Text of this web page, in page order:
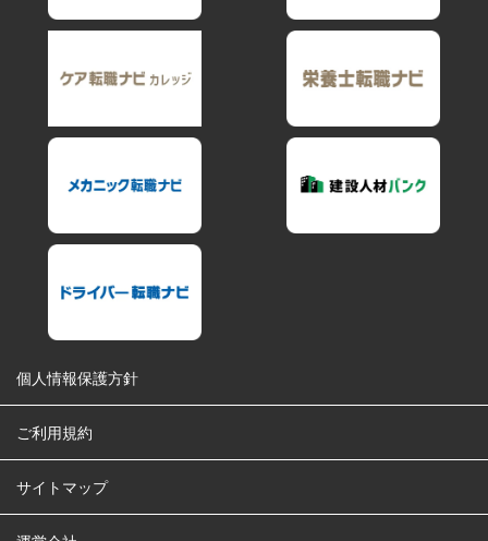
個人情報保護方針
ご利用規約
サイトマップ